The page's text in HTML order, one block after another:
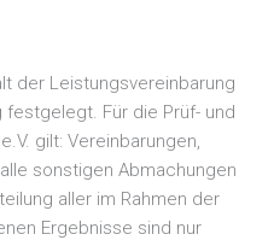
der Leistungsvereinbarung
Für die Prüf- und
gilt: Vereinbarungen,
sonstigen Abmachungen
aller im Rahmen der
Ergebnisse sind nur